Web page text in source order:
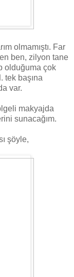
olmamıştı. Far
ben, zilyon tane
olduğuma çok
tek başına
var.
makyajda
sunacağım.
şöyle,